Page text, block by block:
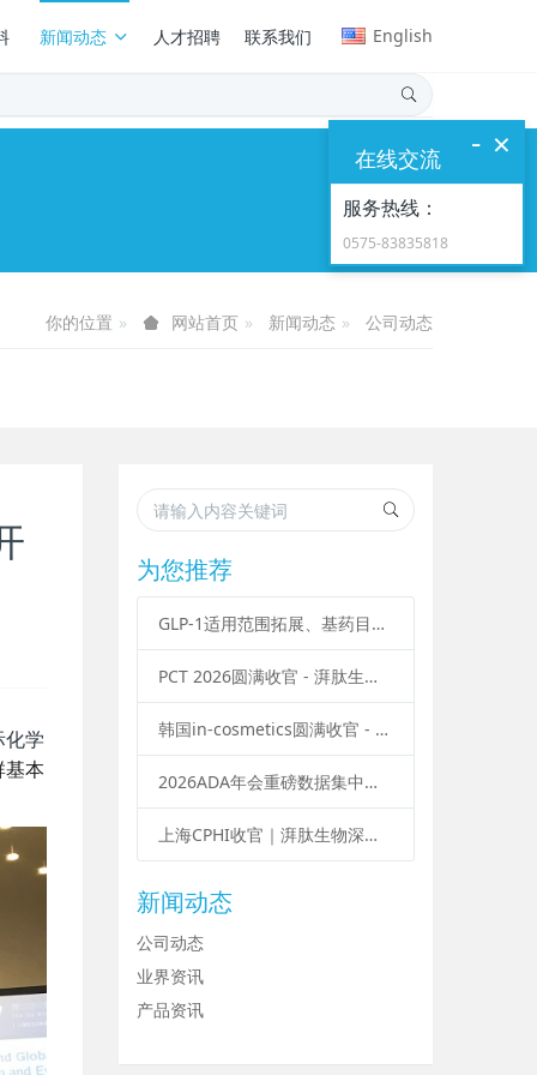
English
新闻动态 人才招聘 联系我们
你的位置 网站首页 新闻动态 公司动态
化学
基本
为您推荐
GLP-1适用范围拓展、基药目录政策落地，多肽产业迎来多重结构性变化
PCT 2026圆满收官 - 湃肽生物：聚焦创新，解锁多肽抗衰新赛道
韩国in-cosmetics圆满收官 - 湃肽生物：肽创未来，科技赋能亚洲美妆新势能
2026ADA年会重磅数据集中释放：GLP-1 拓展减重、OSA、脂肪肝等多元适应症
上海CPHI收官｜湃肽生物深耕多肽领域，赋能全球医药产业！
新闻动态
公司动态
业界资讯
产品资讯
×
-
在线交流
服务热线：
0575-83835818